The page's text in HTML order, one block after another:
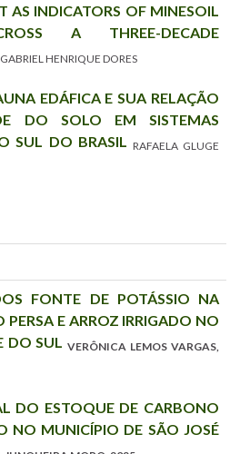
INDICATORS OF MINESOIL
A THREE-DECADE
GABRIEL HENRIQUE DORES
EDÁFICA E SUA RELAÇÃO
DO SOLO EM SISTEMAS
SUL DO BRASIL
RAFAELA GLUGE
FONTE DE POTÁSSIO NA
PERSA E ARROZ IRRIGADO NO
DO SUL
VERÔNICA LEMOS VARGAS,
DO ESTOQUE DE CARBONO
NO MUNICÍPIO DE SÃO JOSÉ